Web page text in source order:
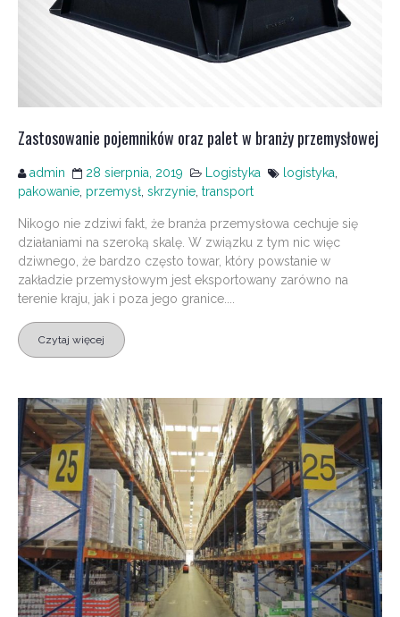
Zastosowanie pojemników oraz palet w branży przemysłowej
admin 28 sierpnia, 2019 Logistyka logistyka,
pakowanie, przemysł, skrzynie, transport
Nikogo nie zdziwi fakt, że branża przemysłowa cechuje się
działaniami na szeroką skalę. W związku z tym nic więc
dziwnego, że bardzo często towar, który powstanie w
zakładzie przemysłowym jest eksportowany zarówno na
terenie kraju, jak i poza jego granice....
Czytaj więcej